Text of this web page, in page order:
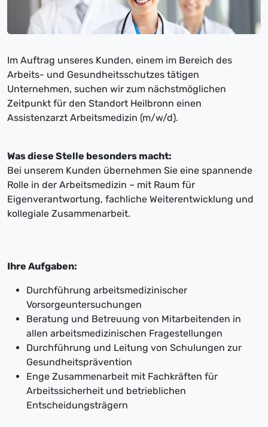
Im Auftrag unseres Kunden, einem im Bereich des
Arbeits- und Gesundheitsschutzes tätigen
Unternehmen, suchen wir zum nächstmöglichen
Zeitpunkt für den Standort Heilbronn einen
Assistenzarzt Arbeitsmedizin (m/w/d).
Was diese Stelle besonders macht:
Bei unserem Kunden übernehmen Sie eine spannende
Rolle in der Arbeitsmedizin – mit Raum für
Eigenverantwortung, fachliche Weiterentwicklung und
kollegiale Zusammenarbeit.
Ihre Aufgaben:
Durchführung arbeitsmedizinischer
Vorsorgeuntersuchungen
Beratung und Betreuung von Mitarbeitenden in
allen arbeitsmedizinischen Fragestellungen
Durchführung und Leitung von Schulungen zur
Gesundheitsprävention
Enge Zusammenarbeit mit Fachkräften für
Arbeitssicherheit und betrieblichen
Entscheidungsträgern